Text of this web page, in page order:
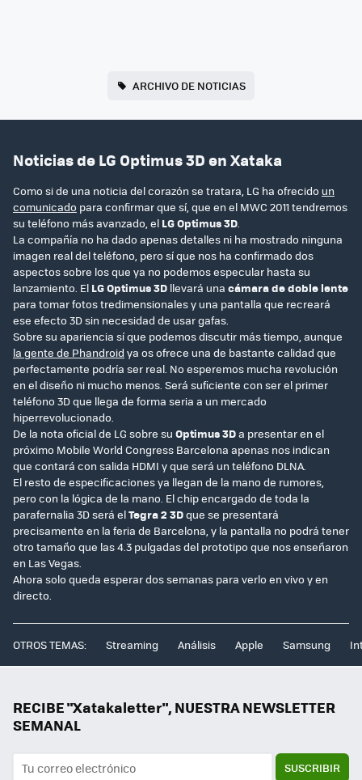
ARCHIVO DE NOTICIAS
Noticias de LG Optimus 3D en Xataka
Como si de una noticia del corazón se tratara, LG ha ofrecido un
comunicado para confirmar que sí, que en el MWC 2011 tendremos
su teléfono más avanzado, el LG Optimus 3D.
La compañía no ha dado apenas detalles ni ha mostrado ninguna
imagen real del teléfono, pero sí que nos ha confirmado dos
aspectos sobre los que ya no podemos especular hasta su
lanzamiento. El LG Optimus 3D llevará una cámara de doble lente
para tomar fotos tredimensionales y una pantalla que recreará
ese efecto 3D sin necesidad de usar gafas.
Sobre su apariencia sí que podemos discutir más tiempo, aunque
la gente de Phandroid ya os ofrece una de bastante calidad que
perfectamente podría ser real. No esperemos mucha revolución
en el diseño ni mucho menos. Será suficiente con ser el primer
teléfono 3D que llega de forma seria a un mercado
hiperrevolucionado.
De la nota oficial de LG sobre su Optimus 3Da presentar en el
próximo Mobile World Congress Barcelona apenas nos indican
que contará con salida HDMI y que será un teléfono DLNA.
El resto de especificaciones ya llegan de la mano de rumores,
pero con la lógica de la mano. El chip encargado de toda la
parafernalia 3D será elTegra 2 3Dque se presentará
precisamente en la feria de Barcelona, y la pantalla no podrá tener
otro tamaño que las 4.3 pulgadas del prototipo que nos enseñaron
en Las Vegas.
Ahora solo queda esperar dos semanas para verlo en vivo y en
directo.
OTROS TEMAS: Streaming Análisis Apple Samsung
RECIBE "Xatakaletter", NUESTRA NEWSLETTER
SEMANAL
SUSCRIBIR